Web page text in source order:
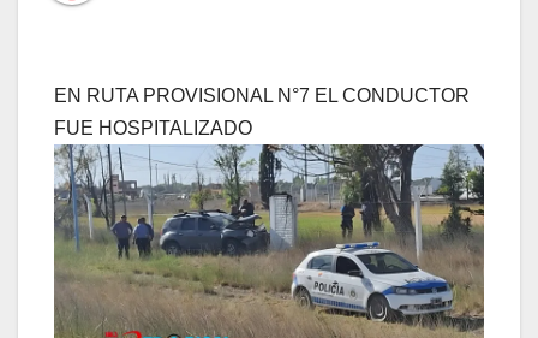
EN RUTA PROVISIONAL N°7 EL CONDUCTOR
FUE HOSPITALIZADO